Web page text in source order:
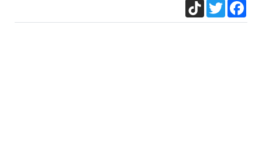
TikTokTwitter